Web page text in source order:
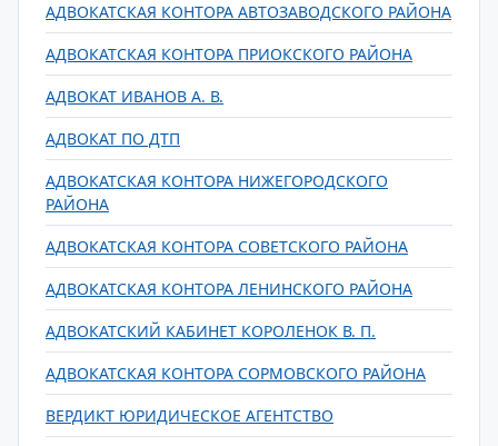
АДВОКАТСКАЯ КОНТОРА АВТОЗАВОДСКОГО РАЙОНА
АДВОКАТСКАЯ КОНТОРА ПРИОКСКОГО РАЙОНА
АДВОКАТ ИВАНОВ А. В.
АДВОКАТ ПО ДТП
АДВОКАТСКАЯ КОНТОРА НИЖЕГОРОДСКОГО
РАЙОНА
АДВОКАТСКАЯ КОНТОРА СОВЕТСКОГО РАЙОНА
АДВОКАТСКАЯ КОНТОРА ЛЕНИНСКОГО РАЙОНА
АДВОКАТСКИЙ КАБИНЕТ КОРОЛЕНОК В. П.
АДВОКАТСКАЯ КОНТОРА СОРМОВСКОГО РАЙОНА
ВЕРДИКТ ЮРИДИЧЕСКОЕ АГЕНТСТВО